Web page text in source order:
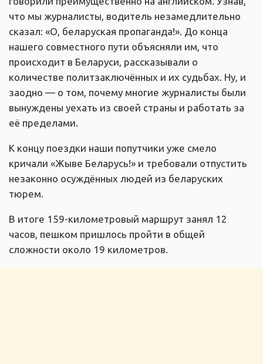
что мы журналисты, водитель незамедлительно
сказал: «О, беларуская пропаганда!». До конца
нашего совместного пути объясняли им, что
происходит в Беларуси, рассказывали о
количестве политзаключённых и их судьбах. Ну, и
заодно — о том, почему многие журналисты были
вынуждены уехать из своей страны и работать за
её пределами.
К концу поездки наши попутчики уже смело
кричали «Жыве Беларусь!» и требовали отпустить
незаконно осуждённых людей из беларуских
тюрем.
В итоге 159-километровый маршрут занял 12
часов, пешком пришлось пройти в общей
сложности около 19 километров.